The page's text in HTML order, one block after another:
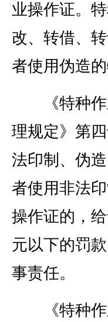
业操作证。
改、转借、
者使用伪造
《特种作
理规定》第
法印制、伪
者使用非法
操作证的，
元以下的罚
事责任。
《特种作